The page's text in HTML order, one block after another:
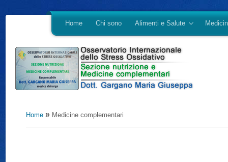
Home Chi sono Alimenti e Salute
Home » Medicine complementari